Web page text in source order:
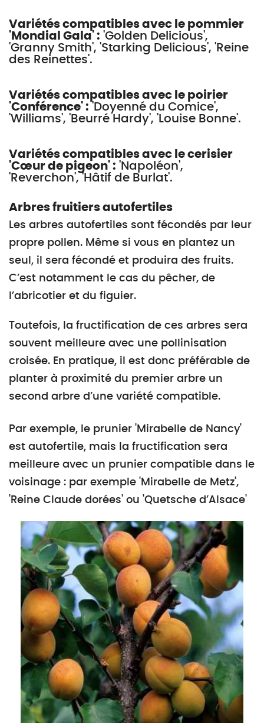
Variétés compatibles avec le pommier
'Mondial Gala' : 'Golden Delicious',
'Granny Smith', 'Starking Delicious', 'Reine
des Reinettes'.
Variétés compatibles avec le poirier
'Conférence' : 'Doyenné du Comice',
'Williams', 'Beurré Hardy', 'Louise Bonne'.
Variétés compatibles avec le cerisier
'Cœur de pigeon' : 'Napoléon',
'Reverchon', 'Hâtif de Burlat'.
Arbres fruitiers autofertiles
Les arbres autofertiles sont fécondés par leur
propre pollen. Même si vous en plantez un
seul, il sera fécondé et produira des fruits.
C’est notamment le cas du pêcher, de
l’abricotier et du figuier.
Toutefois, la fructification de ces arbres sera
souvent meilleure avec une pollinisation
croisée. En pratique, il est donc préférable de
planter à proximité du premier arbre un
second arbre d’une variété compatible.
Par exemple, le prunier 'Mirabelle de Nancy'
est autofertile, mais la fructification sera
meilleure avec un prunier compatible dans le
voisinage : par exemple 'Mirabelle de Metz',
'Reine Claude dorées' ou 'Quetsche d’Alsace'